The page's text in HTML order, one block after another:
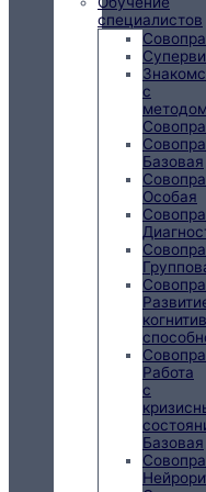
специалистов
с
методом
Базовая
Особая
Работа
с
Базовая